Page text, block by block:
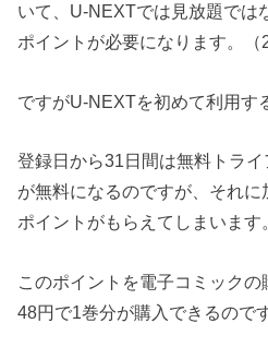
いて、U-NEXTでは見放題では
ポイントが必要になります。（
ですがU-NEXTを初めて利用す
登録日から31日間は無料トラ
が無料になるのですが、それ
ポイントがもらえてしまいます
このポイントを電子コミック
48円で1巻分が購入できるので